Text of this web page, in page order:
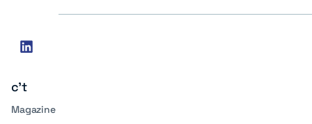
Social
linkedin
c't
Magazine